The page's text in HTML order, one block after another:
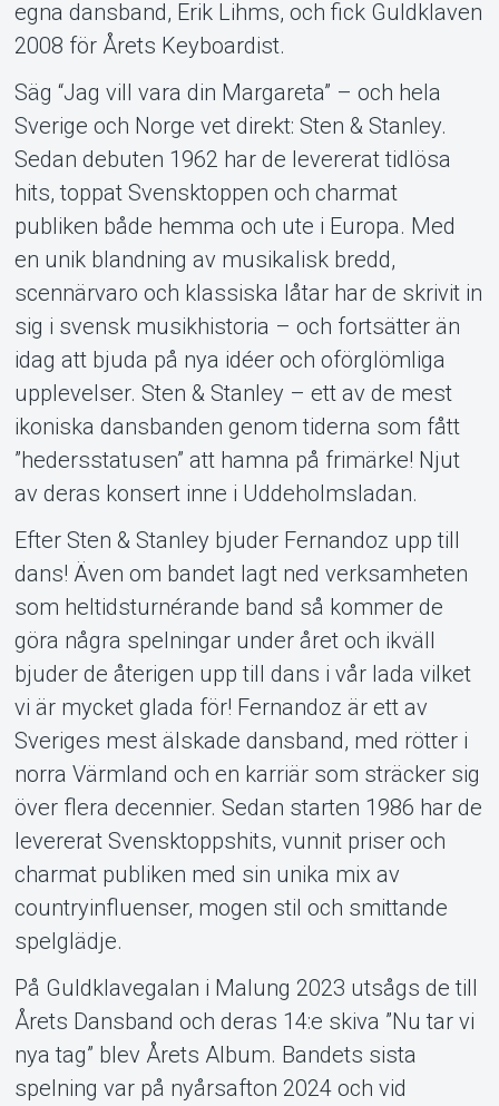
egna dansband, Erik Lihms, och fick Guldklaven
2008 för Årets Keyboardist.
Säg “Jag vill vara din Margareta” – och hela
Sverige och Norge vet direkt: Sten & Stanley.
Sedan debuten 1962 har de levererat tidlösa
hits, toppat Svensktoppen och charmat
publiken både hemma och ute i Europa. Med
en unik blandning av musikalisk bredd,
scennärvaro och klassiska låtar har de skrivit in
sig i svensk musikhistoria – och fortsätter än
idag att bjuda på nya idéer och oförglömliga
upplevelser. Sten & Stanley – ett av de mest
ikoniska dansbanden genom tiderna som fått
”hedersstatusen” att hamna på frimärke! Njut
av deras konsert inne i Uddeholmsladan.
Efter Sten & Stanley bjuder Fernandoz upp till
dans! Även om bandet lagt ned verksamheten
som heltidsturnérande band så kommer de
göra några spelningar under året och ikväll
bjuder de återigen upp till dans i vår lada vilket
vi är mycket glada för! Fernandoz är ett av
Sveriges mest älskade dansband, med rötter i
norra Värmland och en karriär som sträcker sig
över flera decennier. Sedan starten 1986 har de
levererat Svensktoppshits, vunnit priser och
charmat publiken med sin unika mix av
countryinfluenser, mogen stil och smittande
spelglädje.
På Guldklavegalan i Malung 2023 utsågs de till
Årets Dansband och deras 14:e skiva ”Nu tar vi
nya tag” blev Årets Album. Bandets sista
spelning var på nyårsafton 2024 och vid